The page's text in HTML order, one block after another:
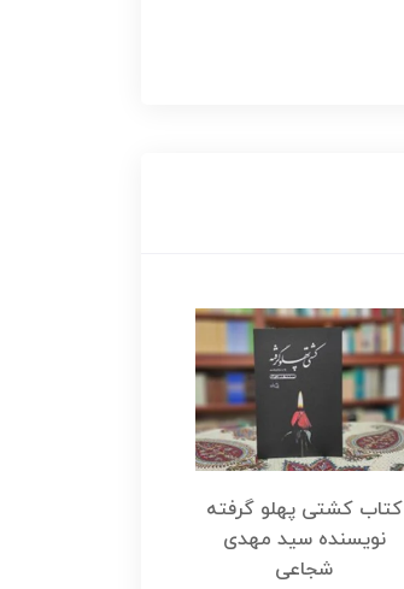
کتاب کشتی پهلو گرفته
نویسنده سید مهدی
شجاعی